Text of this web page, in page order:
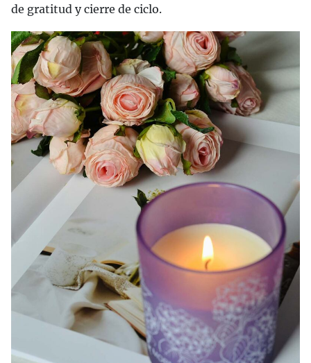
de gratitud y cierre de ciclo.